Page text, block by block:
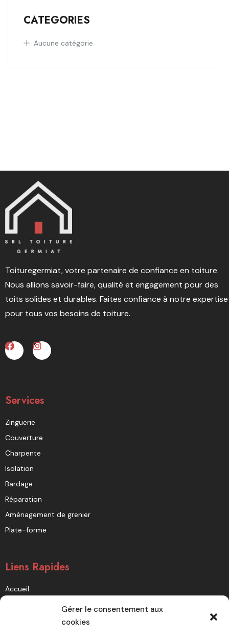
Gérer le consentement aux
cookies
CATEGORIES
Aucune catégorie
Toituregermiat, votre partenaire de confiance en toiture.
Nous allions savoir-faire, qualité et engagement pour des
toits solides et durables. Faites confiance à notre expertise
pour tous vos besoins de toiture.
Services
Zinguerie
Couverture
Charpente
Isolation
Bardage
Réparation
Aménagement de grenier
Plate-forme
Liens Rapides
Accueil